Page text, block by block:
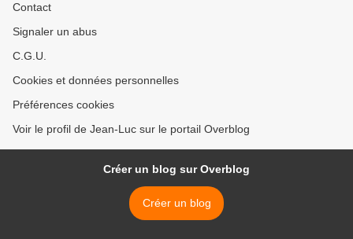
Contact
Signaler un abus
C.G.U.
Cookies et données personnelles
Préférences cookies
Voir le profil de Jean-Luc sur le portail Overblog
Créer un blog sur Overblog
Créer un blog